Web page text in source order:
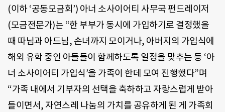
(이하 ‘공동모금회’) 아너 소사이어티 사무국 펀드레이저
(모금전문가)는 “한 부부가 동시에 가입하기로 결정했을
때 따님과 아드님, 손녀까지 모이거나, 아버지의 가입식에
해외 유학 중인 아들들이 함께하도록 일정을 맞추는 등 ‘아
너 소사이어티 가입식’을 가족이 한데 모여 진행했다”며
“가족 내에서 기부자의 선택을 축하하고 자랑스럽게 받아
들이면서, 자연스레 나눔의 가치를 공유하게 된 게 가족회